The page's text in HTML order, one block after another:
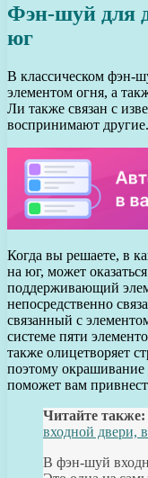
Фэн-шуй для
юг
В классическом фэн-
элементом огня, а
Ли также связан с
воспринимают другие.
Когда вы решаете, в
на юг, может
поддерживающий
непосредственно
связанный с
системе пяти
также олицетворяет
поэтому окрашивание
поможет вам
Читайте также:
входной двери,
В фэн-шуй